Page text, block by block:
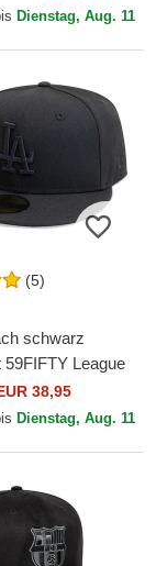
Dienstag, Aug. 11
(5)
schwarz
59FIFTY League
Los Angeles
von New Era
38,95
Dienstag, Aug. 11